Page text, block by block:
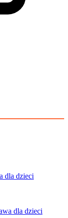
dla dzieci
dla dzieci